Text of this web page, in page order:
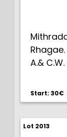
A.&
Start: 30€
Lot 2013